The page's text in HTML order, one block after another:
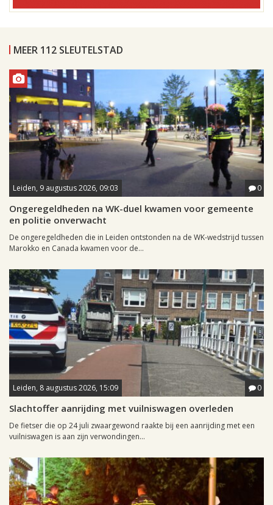
MEER 112 SLEUTELSTAD
Leiden, 9 augustus 2026, 09:03 0
Ongeregeldheden na WK-duel kwamen voor gemeente
en politie onverwacht
De ongeregeldheden die in Leiden ontstonden na de WK-wedstrijd tussen
Marokko en Canada kwamen voor de...
Leiden, 8 augustus 2026, 15:09 0
Slachtoffer aanrijding met vuilniswagen overleden
De fietser die op 24 juli zwaargewond raakte bij een aanrijding met een
vuilniswagen is aan zijn verwondingen...